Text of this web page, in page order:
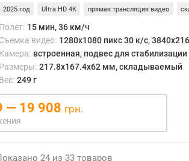
2025 год Ultra HD 4K прямая трансляция видео
Полет: 15 мин, 36 км/ч
Съемка видео: 1280x1080 пикс 30 к/с,
Камера: встроенная, подвес для стабилизации
Размеры: 217.8x167.4x62 мм, складываемый
Вес: 249 г
— 19 908 грн.
24 из 33 товаров